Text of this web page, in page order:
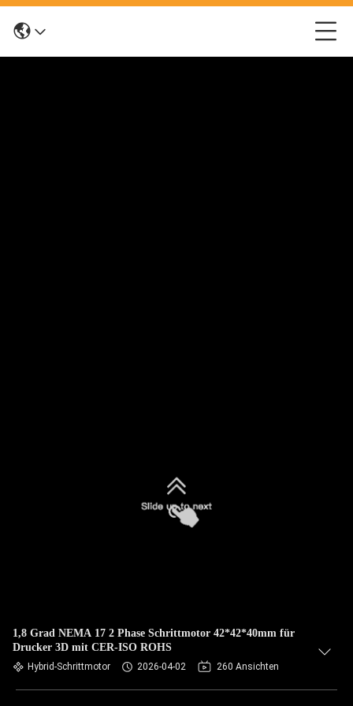
1,8 Grad NEMA 17 2 Phase Schrittmotor 42*42*40mm für
Drucker 3D mit CER-ISO ROHS
Hybrid-Schrittmotor 2026-04-02 260 Ansichten